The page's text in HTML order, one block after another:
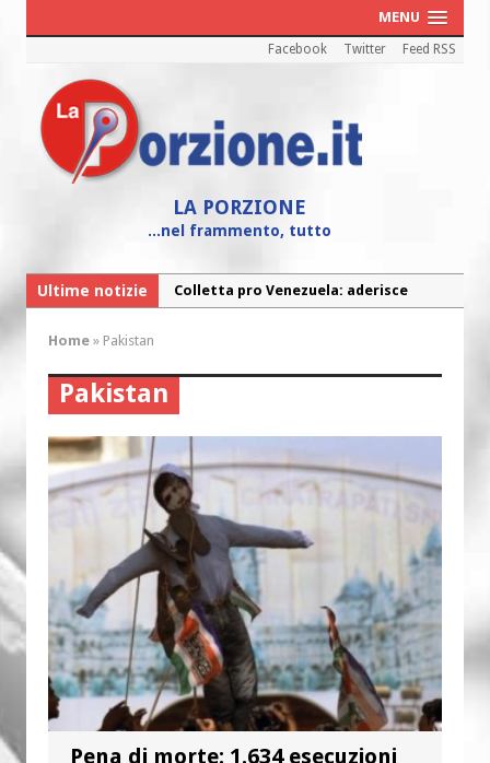
MENU
Facebook Twitter Feed RSS
LA PORZIONE
...nel frammento, tutto
Ultime notizie
Colletta pro Venezuela: aderisce
mobilita contro il suicidio assistito
Torna la festa della Madonnina a
Montesilvano: “Tanta la devozione”
Torna la festa di Sant’Andrea:
“Chiediamogli di legarci al bene”
“Chiediamo al Signore di capire ciò che
è buono, giusto e santo per la nostra
vita”
Home » Pakistan
Pakistan
Pena di morte: 1.634 esecuzioni